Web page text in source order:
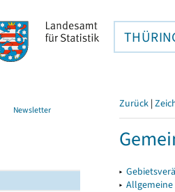
Newsletter Zurück |
▸
▸